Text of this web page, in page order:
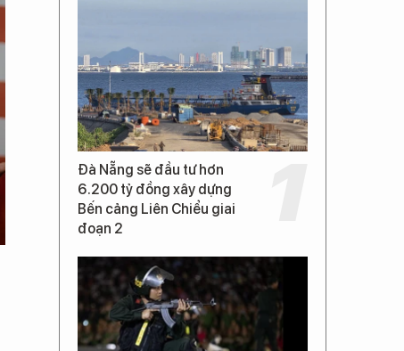
Đà Nẵng sẽ đầu tư hơn
6.200 tỷ đồng xây dựng
Bến cảng Liên Chiểu giai
đoạn 2